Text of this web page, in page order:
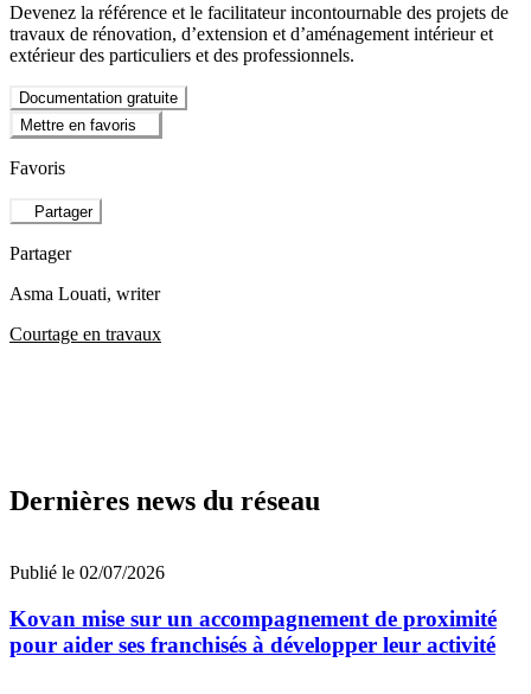
Devenez la référence et le facilitateur incontournable des projets de
travaux de rénovation, d’extension et d’aménagement intérieur et
extérieur des particuliers et des professionnels.
Documentation gratuite
Mettre en favoris
Favoris
Partager
Partager
Asma Louati, writer
Courtage en travaux
Dernières news du réseau
Publié le 02/07/2026
Kovan mise sur un accompagnement de proximité
pour aider ses franchisés à développer leur activité